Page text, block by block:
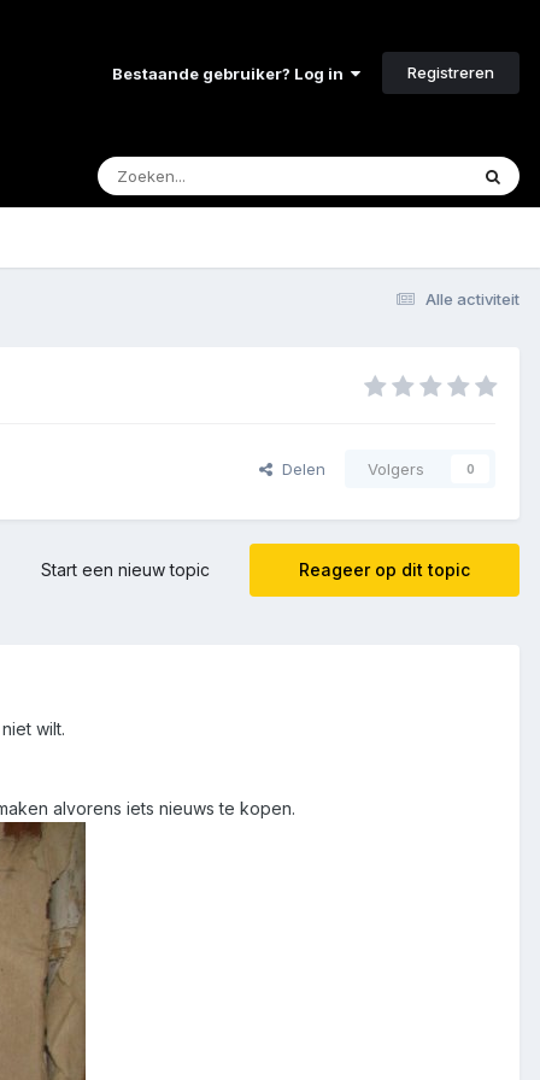
Bestaande gebruiker? Log in Registreren
Alle activiteit
Delen Volgers 0
Reageer op dit topic
Start een nieuw topic
wilt.
alvorens iets nieuws te kopen.